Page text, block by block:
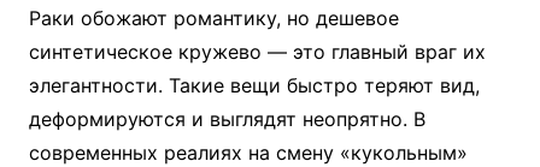
Раки обожают романтику, но дешевое
синтетическое кружево — это главный враг их
элегантности. Такие вещи быстро теряют вид,
деформируются и выглядят неопрятно. В
современных реалиях на смену «кукольным»